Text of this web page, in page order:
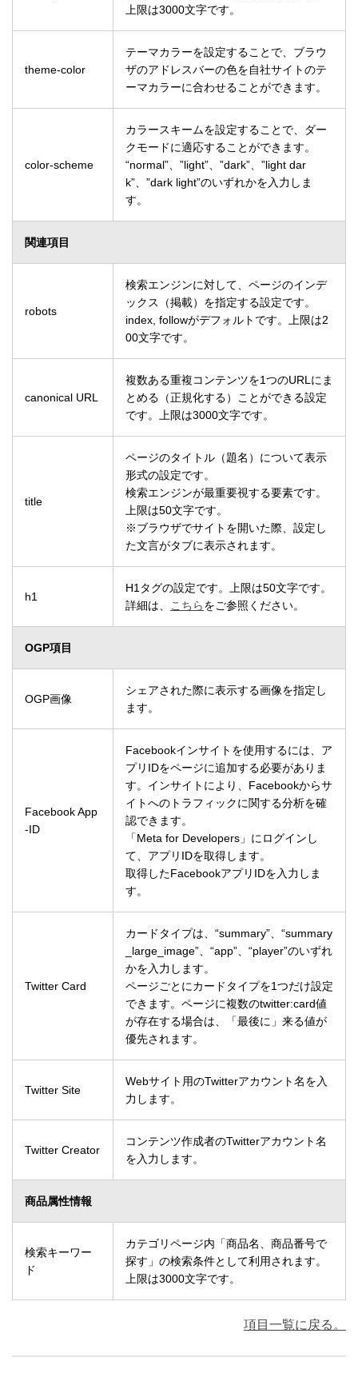
上限は3000文字です。
theme-color
テーマカラーを設定することで、ブラウ
ザのアドレスバーの色を自社サイトのテ
ーマカラーに合わせることができます。
color-scheme
カラースキームを設定することで、ダー
クモードに適応することができます。
“normal”、”light”、”dark”、”light dar
k”、”dark light”のいずれかを入力しま
す。
関連項目
robots
検索エンジンに対して、ページのインデ
ックス（掲載）を指定する設定です。
index, followがデフォルトです。上限は2
00文字です。
canonical URL
複数ある重複コンテンツを1つのURLにま
とめる（正規化する）ことができる設定
です。上限は3000文字です。
title
ページのタイトル（題名）について表示
形式の設定です。
検索エンジンが最重要視する要素です。
上限は50文字です。
※ブラウザでサイトを開いた際、設定し
た文言がタブに表示されます。
h1
H1タグの設定です。上限は50文字です。
詳細は、 こちらをご参照ください。
OGP項目
OGP画像
シェアされた際に表示する画像を指定し
ます。
Facebook App
-ID
Facebookインサイトを使用するには、ア
プリIDをページに追加する必要がありま
す。インサイトにより、Facebookからサ
イトへのトラフィックに関する分析を確
認できます。
「Meta for Developers」にログインし
て、アプリIDを取得します。
取得したFacebookアプリIDを入力しま
す。
Twitter Card
カードタイプは、“summary”、“summary
_large_image”、“app”、“player”のいずれ
かを入力します。
ページごとにカードタイプを1つだけ設定
できます。ページに複数のtwitter:card値
が存在する場合は、「最後に」来る値が
優先されます。
Twitter Site
Webサイト用のTwitterアカウント名を入
力します。
Twitter Creator
コンテンツ作成者のTwitterアカウント名
を入力します。
商品属性情報
検索キーワー
ド
カテゴリページ内「商品名、商品番号で
探す」の検索条件として利用されます。
上限は3000文字です。
項目一覧に戻る。